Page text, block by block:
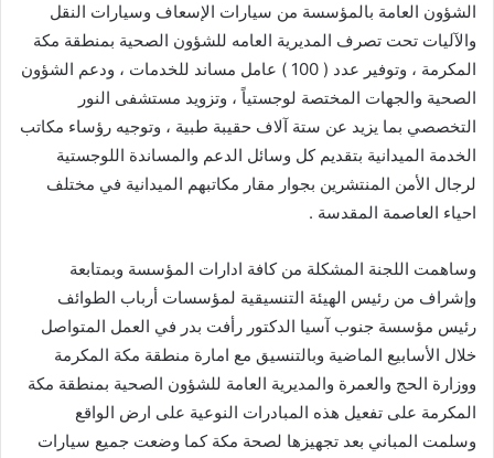
الشؤون العامة بالمؤسسة من سيارات الإسعاف وسيارات النقل
والآليات تحت تصرف المديرية العامه للشؤون الصحية بمنطقة مكة
المكرمة ، وتوفير عدد ( 100 ) عامل مساند للخدمات ، ودعم الشؤون
الصحية والجهات المختصة لوجستياً ، وتزويد مستشفى النور
التخصصي بما يزيد عن ستة آلاف حقيبة طبية ، وتوجيه رؤساء مكاتب
الخدمة الميدانية بتقديم كل وسائل الدعم والمساندة اللوجستية
لرجال الأمن المنتشرين بجوار مقار مكاتبهم الميدانية في مختلف
احياء العاصمة المقدسة .
وساهمت اللجنة المشكلة من كافة ادارات المؤسسة وبمتابعة
وإشراف من رئيس الهيئة التنسيقية لمؤسسات أرباب الطوائف
رئيس مؤسسة جنوب آسيا الدكتور رأفت بدر في العمل المتواصل
خلال الأسابيع الماضية وبالتنسيق مع امارة منطقة مكة المكرمة
ووزارة الحج والعمرة والمديرية العامة للشؤون الصحية بمنطقة مكة
المكرمة على تفعيل هذه المبادرات النوعية على ارض الواقع
وسلمت المباني بعد تجهيزها لصحة مكة كما وضعت جميع سيارات